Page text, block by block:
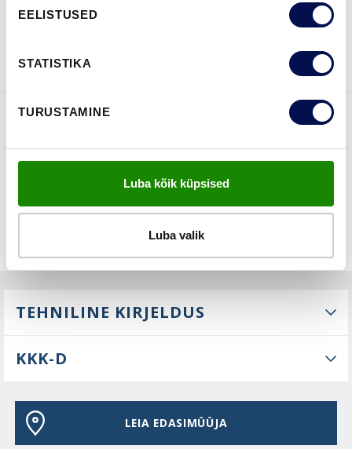
EELISTUSED
STATISTIKA
TURUSTAMINE
Luba kõik küpsised
Luba valik
VAATA
Võta meiega
TEHNILINE KIRJELDUS
KKK-D
LEIA EDASIMÜÜJA